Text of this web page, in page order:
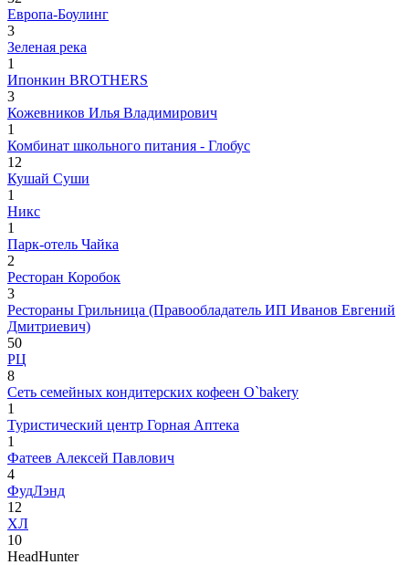
Европа-Боулинг
3
Зеленая река
1
Ипонкин BROTHERS
3
Кожевников Илья Владимирович
1
Комбинат школьного питания - Глобус
12
Кушай Суши
1
Никс
1
Парк-отель Чайка
2
Ресторан Коробок
3
Рестораны Грильница (Правообладатель ИП Иванов Евгений
Дмитриевич)
50
РЦ
8
Сеть семейных кондитерских кофеен O`bakery
1
Туристический центр Горная Аптека
1
Фатеев Алексей Павлович
4
ФудЛэнд
12
ХЛ
10
HeadHunter